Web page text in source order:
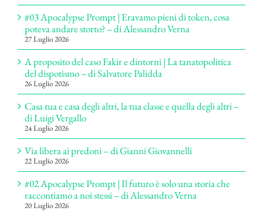
#03 Apocalypse Prompt | Eravamo pieni di token, cosa
poteva andare storto? – di Alessandro Verna
27 Luglio 2026
A proposito del caso Fakir e dintorni | La tanatopolitica
del dispotismo – di Salvatore Palidda
26 Luglio 2026
Casa tua e casa degli altri, la tua classe e quella degli altri –
di Luigi Vergallo
24 Luglio 2026
Via libera ai predoni – di Gianni Giovannelli
22 Luglio 2026
#02 Apocalypse Prompt | Il futuro è solo una storia che
raccontiamo a noi stessi – di Alessandro Verna
20 Luglio 2026